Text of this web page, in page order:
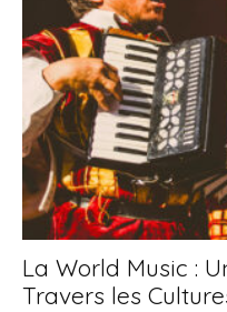
La World Music :
Travers les